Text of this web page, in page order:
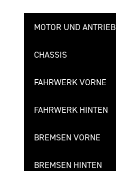
MOTOR UND ANTRIEB
CHASSIS
FAHRWERK VORNE
FAHRWERK HINTEN
BREMSEN VORNE
BREMSEN HINTEN